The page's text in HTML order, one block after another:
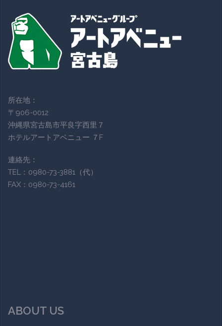
所在地：
〒906-0012
沖縄県宮古島市平良字西里７
ホテルアートアベニュー ７F
連絡先：
TEL：0980-73-3881（代）
FAX：0980-73-4161
ABOUT US